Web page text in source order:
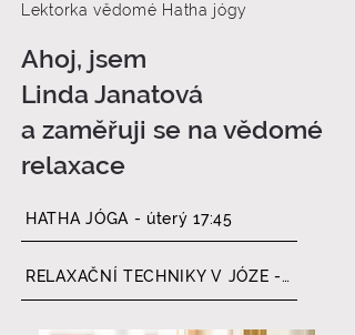
Lektorka vědomé Hatha jógy
Ahoj, jsem
Linda Janatová
a zaměřuji se na vědomé
relaxace
HATHA JÓGA - úterý 17:45
RELAXAČNÍ TECHNIKY V JÓZE - 1.11.